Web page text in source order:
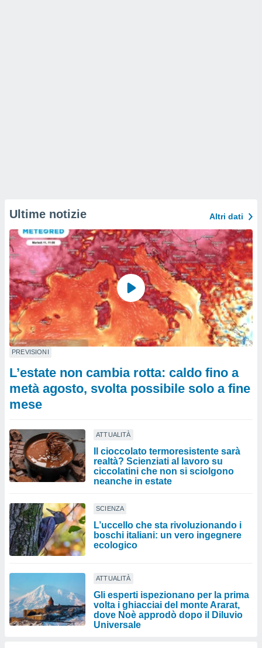
Ultime notizie Altri dati
PREVISIONI
L’estate non cambia rotta: caldo fino a
metà agosto, svolta possibile solo a fine
mese
ATTUALITÀ
Il cioccolato termoresistente sarà
realtà? Scienziati al lavoro su
ciccolatini che non si sciolgono
neanche in estate
SCIENZA
L’uccello che sta rivoluzionando i
boschi italiani: un vero ingegnere
ecologico
ATTUALITÀ
Gli esperti ispezionano per la prima
volta i ghiacciai del monte Ararat,
dove Noè approdò dopo il Diluvio
Universale